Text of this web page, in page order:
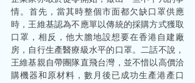
情。首先，當其時整個市面都欠缺口罩供應
時，王維基認為不應單以傳統的採購方式獲取
口罩，相反，他大膽地設想要在香港自建廠
房，自行生產醫療級水平的口罩。二話不說，
王維基親自帶團隊直飛台灣，並不惜以高價洽
購機器和原材料，數月後已成功生產港產口